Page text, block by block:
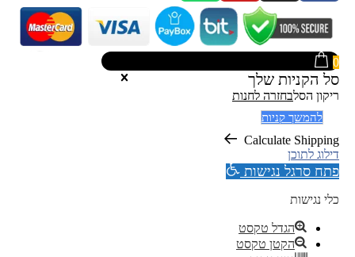
0
סל הקניות שלך
ריקון הסלבחזרה לחנות
להמשך קניות
Calculate Shipping
דילוג לתוכן
פתח סרגל נגישות
כלי נגישות
הגדל טקסט
הקטן טקסט